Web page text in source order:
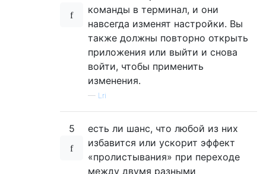
команды в терминал, и они
навсегда изменят настройки. Вы
также должны повторно открыть
приложения или выйти и снова
войти, чтобы применить
изменения.
— Lri
5
есть ли шанс, что любой из них
избавится или ускорит эффект
«пролистывания» при переходе
между двумя разными